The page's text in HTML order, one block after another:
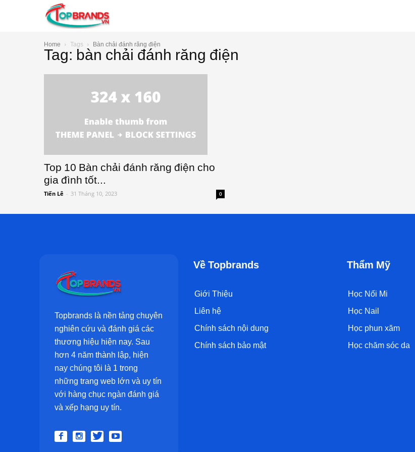
Home Tags Bàn chải đánh răng điện
Tag: bàn chải đánh răng điện
Top 10 Bàn chải đánh răng điện cho
gia đình tốt...
Tiến Lê - 31 Tháng 10, 2023 0
Topbrands là nền tảng chuyên
nghiên cứu và đánh giá các
thương hiệu hiện nay. Sau
hơn 4 năm thành lập, hiện
nay chúng tôi là 1 trong
những trang web lớn và uy tín
với hàng chục ngàn đánh giá
và xếp hạng uy tín.
Về Topbrands
Giới Thiệu
Liên hệ
Chính sách nội dung
Chính sách bảo mật
Thẩm Mỹ
Học Nối Mi
Học Nail
Học phun xăm
Học chăm sóc da